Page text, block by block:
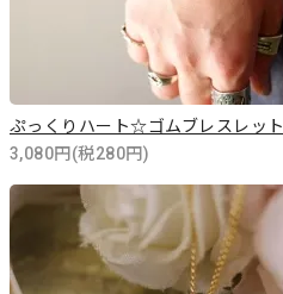
ぷっくりハート☆ゴムブレスレット
3,080円(税280円)